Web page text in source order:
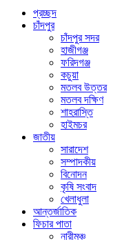
প্রচ্ছদ
চাঁদপুর
চাঁদপুর সদর
হাজীগঞ্জ
ফরিদগঞ্জ
কচুয়া
মতলব উত্তর
মতলব দক্ষিণ
শাহরাস্তি
হাইমচর
জাতীয়
সারাদেশ
সম্পাদকীয়
বিনোদন
কৃষি সংবাদ
খেলাধুলা
আন্তর্জাতিক
ফিচার পাতা
নারীমঞ্চ